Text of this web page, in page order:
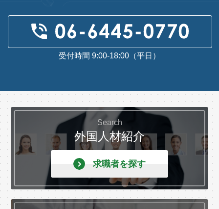
受付時間 9:00-18:00（平日）
Search
外国人材紹介
求職者を探す